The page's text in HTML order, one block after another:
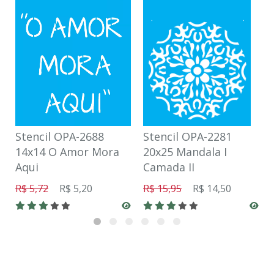
Stencil OPA-2688
14x14 O Amor Mora
Aqui
R$ 5,72 R$ 5,20
Stencil OPA-2281
20x25 Mandala I
Camada II
R$ 15,95 R$ 14,50